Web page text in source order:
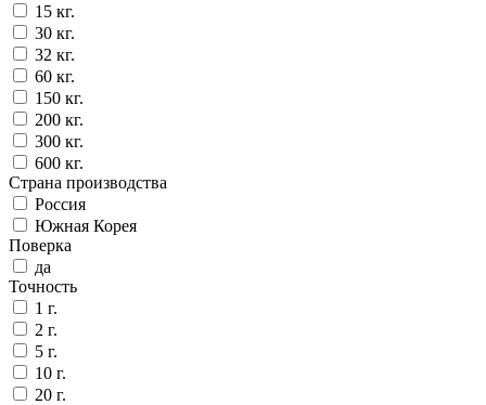
15 кг.
30 кг.
32 кг.
60 кг.
150 кг.
200 кг.
300 кг.
600 кг.
Страна производства
Россия
Южная Корея
Поверка
да
Точность
1 г.
2 г.
5 г.
10 г.
20 г.